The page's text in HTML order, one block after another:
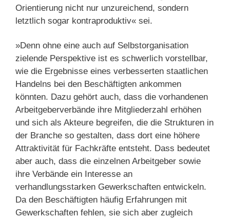
Orientierung nicht nur unzureichend, sondern
letztlich sogar kontraproduktiv« sei.
»Denn ohne eine auch auf Selbstorganisation
zielende Perspektive ist es schwerlich vorstellbar,
wie die Ergebnisse eines verbesserten staatlichen
Handelns bei den Beschäftigten ankommen
könnten. Dazu gehört auch, dass die vorhandenen
Arbeitgeberverbände ihre Mitgliederzahl erhöhen
und sich als Akteure begreifen, die die Strukturen in
der Branche so gestalten, dass dort eine höhere
Attraktivität für Fachkräfte entsteht. Dass bedeutet
aber auch, dass die einzelnen Arbeitgeber sowie
ihre Verbände ein Interesse an
verhandlungsstarken Gewerkschaften entwickeln.
Da den Beschäftigten häufig Erfahrungen mit
Gewerkschaften fehlen, sie sich aber zugleich